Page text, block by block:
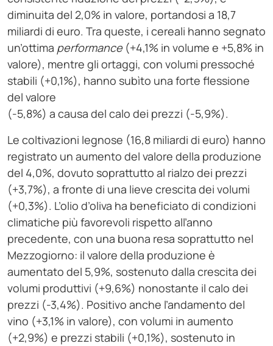
diminuita del 2,0% in valore, portandosi a 18,7
miliardi di euro. Tra queste, i cereali hanno segnato
un’ottima performance(+4,1% in volume e +5,8% in
valore), mentre gli ortaggi, con volumi pressoché
stabili (+0,1%), hanno subìto una forte flessione
del valore
(-5,8%) a causa del calo dei prezzi (-5,9%).
Le coltivazioni legnose (16,8 miliardi di euro) hanno
registrato un aumento del valore della produzione
del 4,0%, dovuto soprattutto al rialzo dei prezzi
(+3,7%), a fronte di una lieve crescita dei volumi
(+0,3%). L’olio d’oliva ha beneficiato di condizioni
climatiche più favorevoli rispetto all’anno
precedente, con una buona resa soprattutto nel
Mezzogiorno: il valore della produzione è
aumentato del 5,9%, sostenuto dalla crescita dei
volumi produttivi (+9,6%) nonostante il calo dei
prezzi (-3,4%). Positivo anche l’andamento del
vino (+3,1% in valore), con volumi in aumento
(+2,9%) e prezzi stabili (+0,1%), sostenuto in